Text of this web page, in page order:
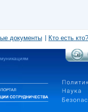
документы Кто есть кто?